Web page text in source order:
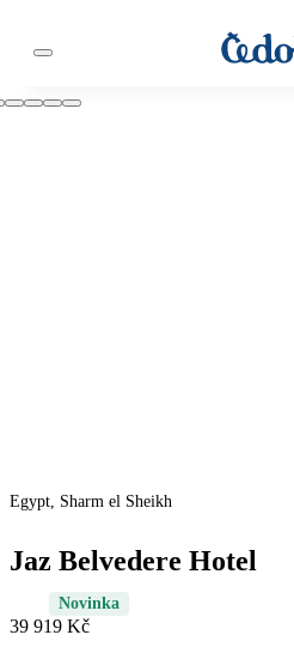
Egypt, Sharm el Sheikh
Jaz Belvedere Hotel
Novinka
39 919 Kč